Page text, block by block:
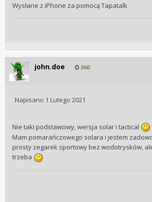
Wysłane z iPhone za pomocą Tapatalk
john.doe 360
Napisano 1 Lutego 2021
Nie taki podstawowy, wersja solar i tactical
Mam pomarańczowego solara i jestem
prosty zegarek sportowy bez wodotrysków,
trzeba